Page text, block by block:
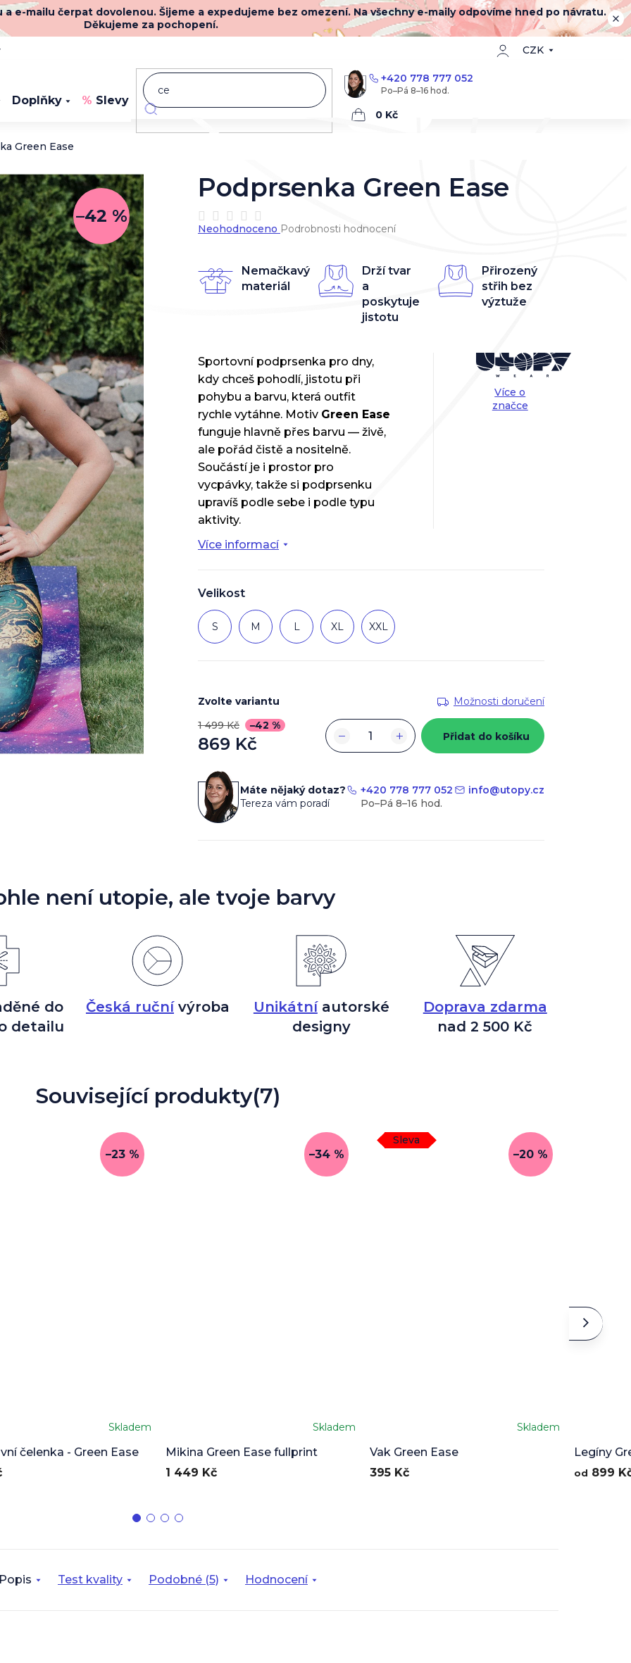
e-mailu čerpat dovolenou. Šijeme a expedujeme bez omezení. Na všechny e-maily odpovíme hned po návratu.
Děkujeme za pochopení.
CZK
+420 778 777 052
Nákupní
Doplňky Slevy Novinky
Green Ease
–42 %
Velikost
S M L XL XXL
Více informací
Sportovní podprsenka pro dny,
kdy chceš pohodlí, jistotu při
pohybu a barvu, která outfit
rychle vytáhne. Motiv Green Ease
funguje hlavně přes barvu — živě,
ale pořád čistě a nositelně.
Součástí je i prostor pro
vycpávky, takže si podprsenku
upravíš podle sebe i podle typu
aktivity.
Více o
značce
Nemačkavý
materiál
Drží tvar
a
poskytuje
jistotu
Přirozený
střih bez
výztuže
Zvolte variantu
Možnosti doručení
1 499 Kč
–42 %
869 Kč
cena:
+
− Přidat do košíku
Podprsenka Green Ease
Průměrné
hodnocení
0,0
z
Neohodnoceno Podrobnosti hodnocení
Máte nějaký dotaz?
Tereza vám poradí
+420 778 777 052 info@utopy.cz
není utopie, ale tvoje barvy
do
detailu
Česká ručnívýroba Unikátníautorské
designy
Doprava zdarma
nad 2 500 Kč
Související produkty(7)
–23 %
čelenka - Green Ease
Skladem
–34 %
Mikina Green Ease fullprint
Skladem
1 449 Kč
Sleva
–20 %
Vak Green Ease
Skladem
395 Kč
Legíny
od 899
Test kvality Podobné (5) Hodnocení